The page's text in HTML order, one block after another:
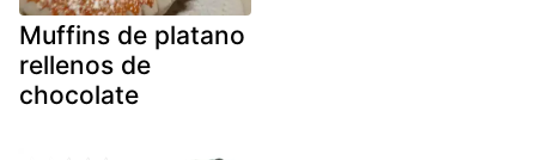
Muffins de platano
rellenos de
chocolate